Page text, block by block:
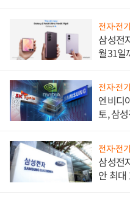
전자·전
삼성전
월31일
전자·전
엔비디
토, 삼
전자·전
삼성전
안 최대